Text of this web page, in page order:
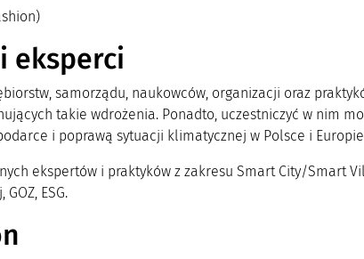
eksperci
samorządu, naukowców, organizacji oraz
takie wdrożenia. Ponadto, uczestniczyć w nim
i poprawą sytuacji klimatycznej w Polsce i
ekspertów i praktyków z zakresu Smart City/Smart
ESG.